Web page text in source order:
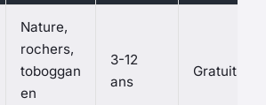
Nature,
rochers,
toboggan
en
3-12
ans
Gratuit